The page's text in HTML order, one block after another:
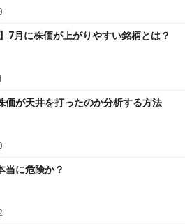
7月に株価が上がりやすい銘柄とは？
価が天井を打ったのか分析する方法
当に危険か？